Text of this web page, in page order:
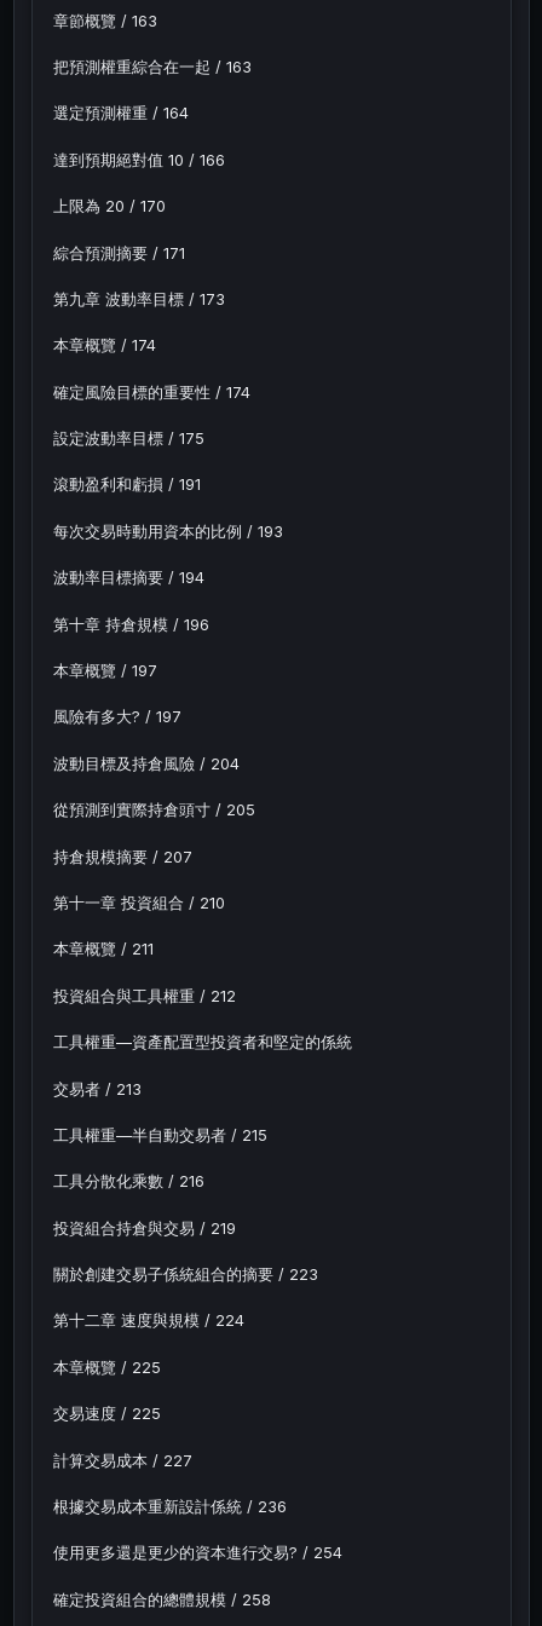
章節概覽 / 163
把預測權重綜合在一起 / 163
選定預測權重 / 164
達到預期絕對值 10 / 166
上限為 20 / 170
綜合預測摘要 / 171
第九章 波動率目標 / 173
本章概覽 / 174
確定風險目標的重要性 / 174
設定波動率目標 / 175
滾動盈利和虧損 / 191
每次交易時動用資本的比例 / 193
波動率目標摘要 / 194
第十章 持倉規模 / 196
本章概覽 / 197
風險有多大? / 197
波動目標及持倉風險 / 204
從預測到實際持倉頭寸 / 205
持倉規模摘要 / 207
第十一章 投資組合 / 210
本章概覽 / 211
投資組合與工具權重 / 212
工具權重—資產配置型投資者和堅定的係統
交易者 / 213
工具權重—半自動交易者 / 215
工具分散化乘數 / 216
投資組合持倉與交易 / 219
關於創建交易子係統組合的摘要 / 223
第十二章 速度與規模 / 224
本章概覽 / 225
交易速度 / 225
計算交易成本 / 227
根據交易成本重新設計係統 / 236
使用更多還是更少的資本進行交易? / 254
確定投資組合的總體規模 / 258